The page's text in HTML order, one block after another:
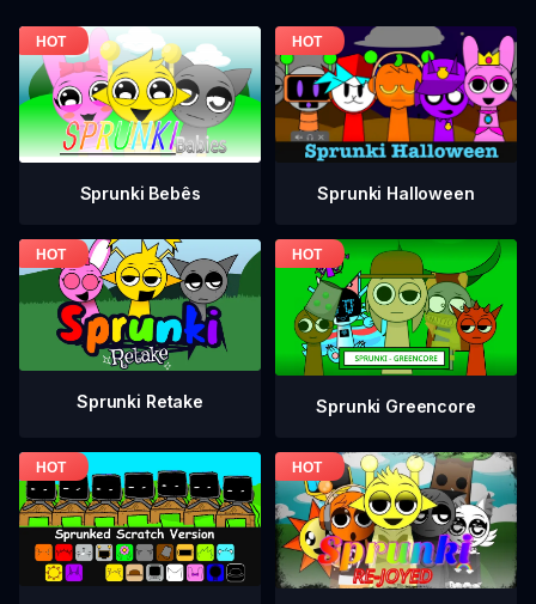
Sprunki Bebês Sprunki Halloween
Sprunki Retake Sprunki Greencore